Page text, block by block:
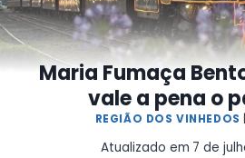
Maria Fumaça
vale a pena o
REGIÃO DOS VINHEDOS
Atualizado em 7 de